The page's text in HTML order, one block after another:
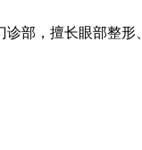
部，擅长眼部整